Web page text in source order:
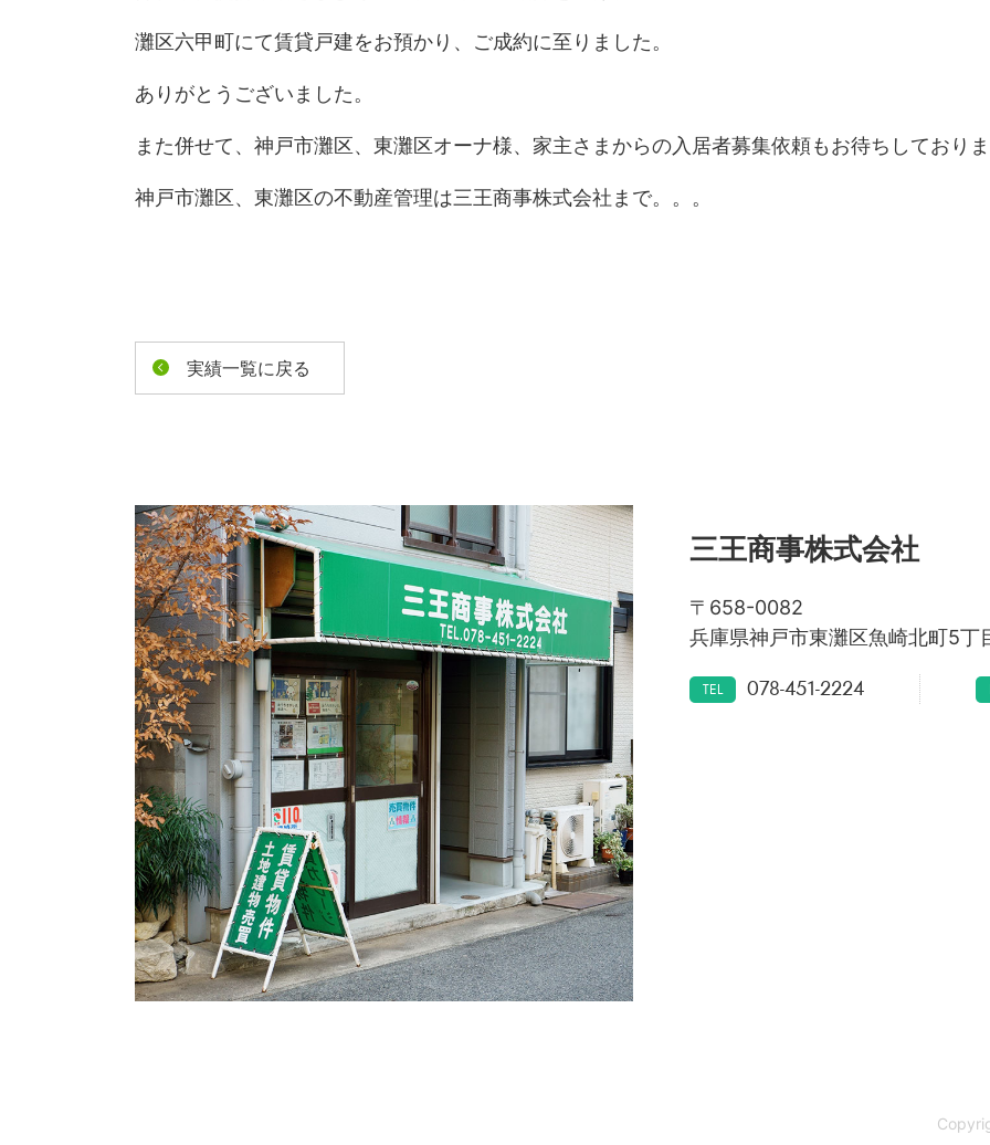
灘区六甲町にて賃貸戸建をお預かり、ご成約に至りました。
ありがとうございました。
また併せて、神戸市灘区、東灘区オーナ様、家主さまからの入居者募集依頼もお待ちしており
神戸市灘区、東灘区の不動産管理は三王商事株式会社まで。。。
実績一覧に戻る
三王商事株式会社
〒658-0082
兵庫県神戸市東灘区魚崎北町5丁
TEL 078-451-2224